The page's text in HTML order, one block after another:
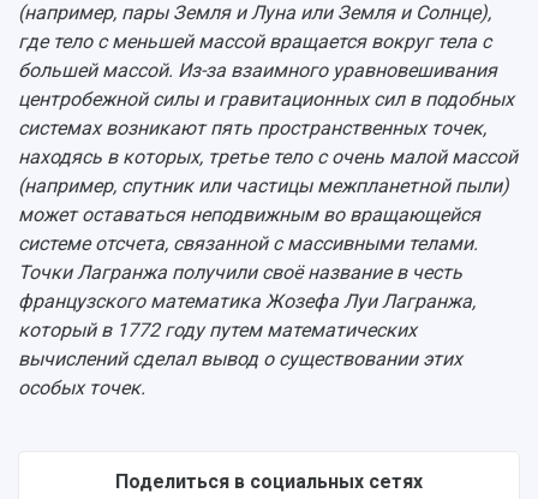
(например, пары Земля и Луна или Земля и Солнце),
где тело с меньшей массой вращается вокруг тела с
большей массой. Из-за взаимного уравновешивания
центробежной силы и гравитационных сил в подобных
системах возникают пять пространственных точек,
находясь в которых, третье тело с очень малой массой
(например, спутник или частицы межпланетной пыли)
может оставаться неподвижным во вращающейся
системе отсчета, связанной с массивными телами.
Точки Лагранжа получили своё название в честь
французского математика Жозефа Луи Лагранжа,
который в 1772 году путем математических
вычислений сделал вывод о существовании этих
особых точек.
Поделиться в социальных сетях